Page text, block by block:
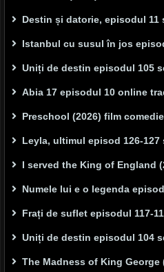
Destin și datorie, episodul 11
Istanbul cu susul în jos
Uniți de destin episodul 105
Abia 17 episodul 10 online
Preschool (2026) film comedie
Leyla, ultimul episod 126-
I served the King of England
Numele lui e o legenda
Frați de suflet episodul 117-
Uniți de destin episodul 104
The Madness of King George